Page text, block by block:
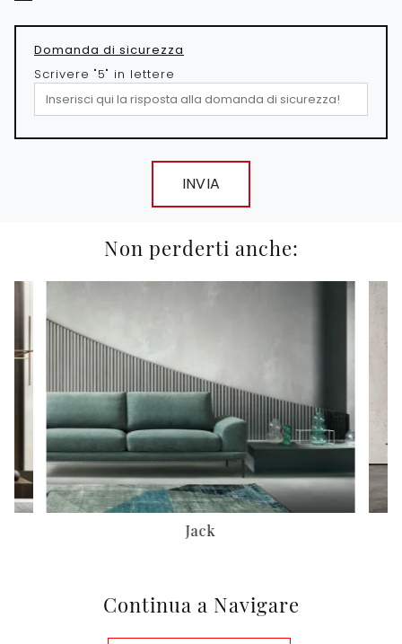
Domanda di sicurezza
Scrivere "5" in lettere
INVIA
Non perderti anche:
Jack
Continua a Navigare